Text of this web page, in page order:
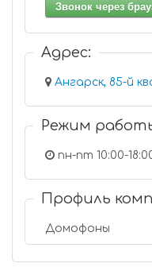
Звонок через
Адрес:
Ангарск, 85-й
Режим
пн-пт 10:00-
Профиль
Домофоны